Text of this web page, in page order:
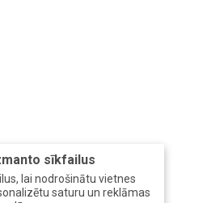
sīkfailus
lai nodrošinātu vietnes
saturu un reklāmas